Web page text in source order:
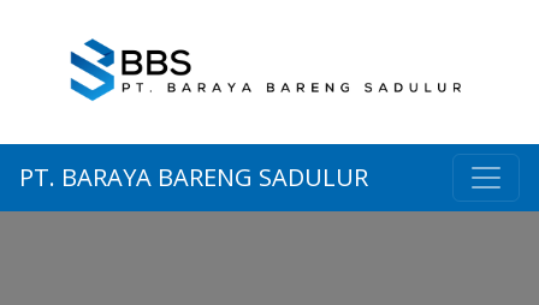
PT. BARAYA BARENG SADULUR